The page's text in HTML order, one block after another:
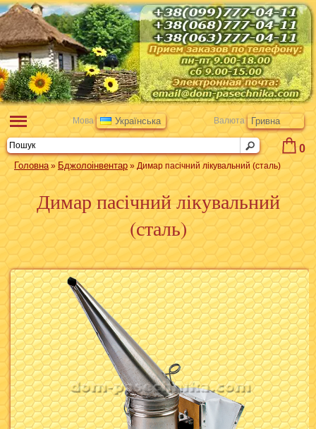
0
Мова Українська Валюта Гривна
Головна» Бджолоінвентар » Димар пасічний лікувальний (сталь)
Димар пасічний лікувальний
(сталь)